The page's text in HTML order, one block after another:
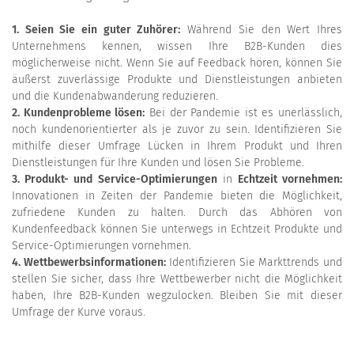
1. Seien Sie ein guter Zuhörer: Während Sie den Wert Ihres
Unternehmens kennen, wissen Ihre B2B-Kunden dies
möglicherweise nicht. Wenn Sie auf Feedback hören, können Sie
äußerst zuverlässige Produkte und Dienstleistungen anbieten
und die Kundenabwanderung reduzieren.
2. Kundenprobleme lösen: Bei der Pandemie ist es unerlässlich,
noch kundenorientierter als je zuvor zu sein. Identifizieren Sie
mithilfe dieser Umfrage Lücken in Ihrem Produkt und Ihren
Dienstleistungen für Ihre Kunden und lösen Sie Probleme.
3. Produkt- und Service-Optimierungenin Echtzeit vornehmen:
Innovationen in Zeiten der Pandemie bieten die Möglichkeit,
zufriedene Kunden zu halten. Durch das Abhören von
Kundenfeedback können Sie unterwegs in Echtzeit Produkte und
Service-Optimierungen vornehmen.
4. Wettbewerbsinformationen:Identifizieren Sie Markttrends und
stellen Sie sicher, dass Ihre Wettbewerber nicht die Möglichkeit
haben, Ihre B2B-Kunden wegzulocken. Bleiben Sie mit dieser
Umfrage der Kurve voraus.